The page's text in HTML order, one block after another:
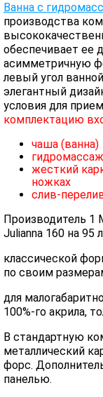
Ванна с
производства
обеспечивает ее
асимметричную
левый угол
элегантный
условия для
комплектацию
чаша (ванна)
жесткий
ножках
слив-
Производитель 1
Julianna 160 на 95
классической
по своим
для
100%-го акрила,
В стандартную
металлический
форс.
панелью.